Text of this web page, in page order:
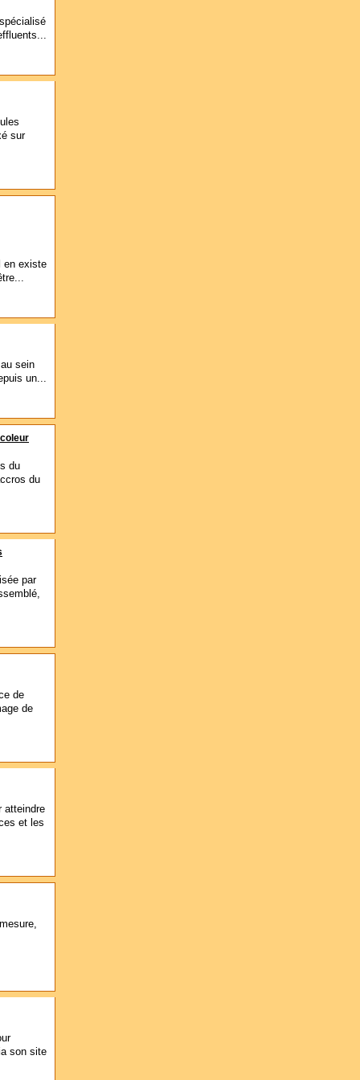
sur
en existe
sein
un...
du
du
par
de
de
atteindre
et les
son site